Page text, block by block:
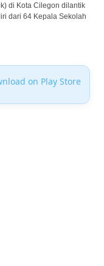
di Kota Cilegon dilantik
dari 64 Kepala Sekolah